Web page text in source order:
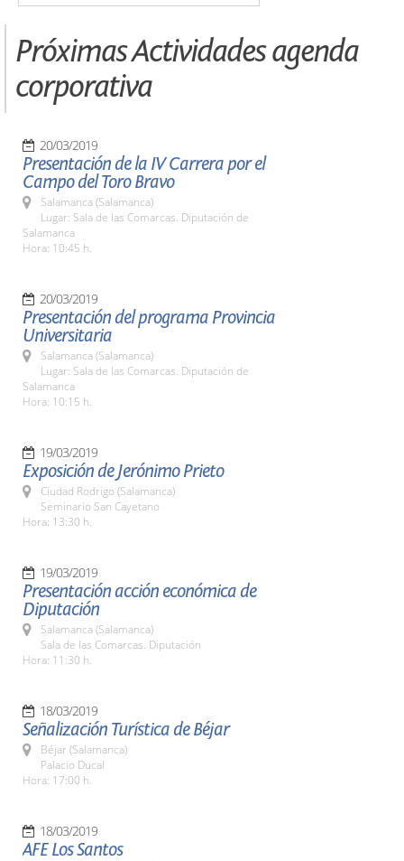
Próximas Actividades agenda
corporativa
20/03/2019
Presentación de la IV Carrera por el
Campo del Toro Bravo
Salamanca (Salamanca)
Lugar: Sala de las Comarcas. Diputación de
Salamanca
Hora: 10:45 h.
20/03/2019
Presentación del programa Provincia
Universitaria
Salamanca (Salamanca)
Lugar: Sala de las Comarcas. Diputación de
Salamanca
Hora: 10:15 h.
19/03/2019
Exposición de Jerónimo Prieto
Ciudad Rodrigo (Salamanca)
Seminario San Cayetano
Hora: 13:30 h.
19/03/2019
Presentación acción económica de
Diputación
Salamanca (Salamanca)
Sala de las Comarcas. Diputación
Hora: 11:30 h.
18/03/2019
Señalización Turística de Béjar
Béjar (Salamanca)
Palacio Ducal
Hora: 17:00 h.
18/03/2019
AFE Los Santos